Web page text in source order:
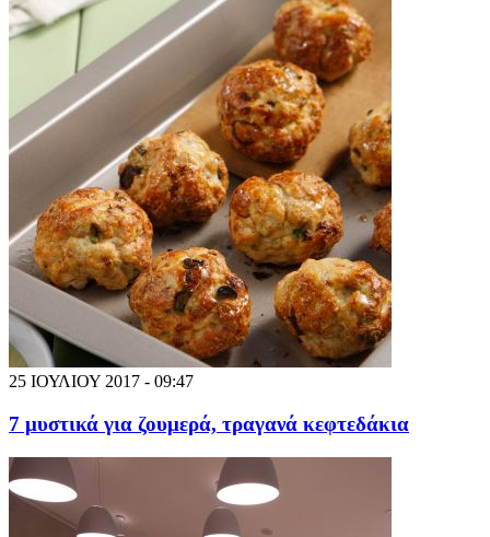
25 ΙΟΥΛΙΟΥ 2017 - 09:47
7 μυστικά για ζουμερά, τραγανά κεφτεδάκια